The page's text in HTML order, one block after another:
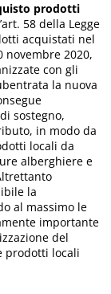
prodotti
58 della Legge
acquistati nel
novembre 2020,
con gli
la nuova
sostegno,
in modo da
locali da
alberghiere e
la
al massimo le
importante
del
prodotti locali